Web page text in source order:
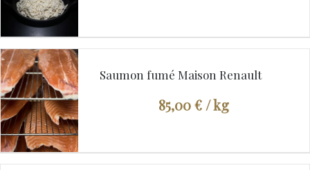
Saumon fumé Maison Renault
85,00 €/ kg